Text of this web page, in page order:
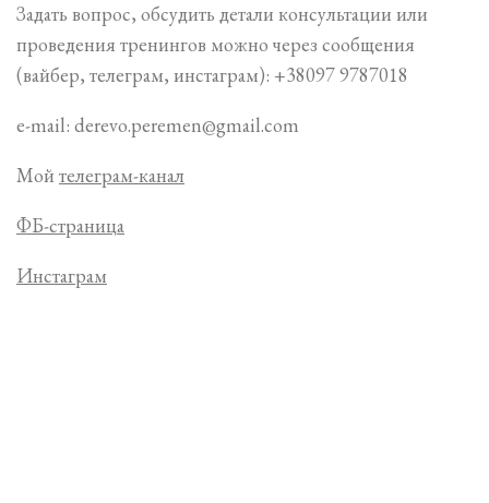
Задать вопрос, обсудить детали консультации или
проведения тренингов можно через сообщения
(вайбер, телеграм, инстаграм): +38097 9787018
e-mail: derevo.peremen@gmail.com
Мой телеграм-канал
ФБ-страница
Инстаграм